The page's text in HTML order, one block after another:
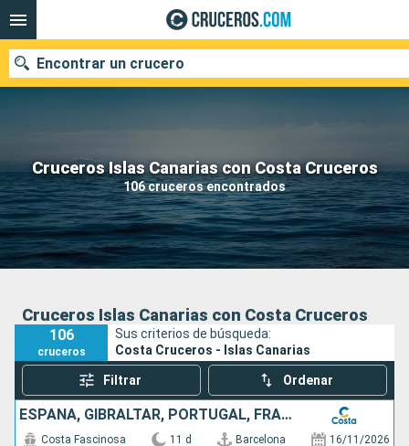
Cruceros Islas Canarias con Costa Cruceros
106 cruceros encontrados
Encontrar un crucero
Nuestros destinos
Fecha de salida
Puertos Compañías
Cruceros Islas Canarias con Costa Cruceros
106
cruceros
Sus criterios de búsqueda:
Costa Cruceros - Islas Canarias
Filtrar Ordenar
ESPAÑA, GIBRALTAR, PORTUGAL, FRANCIA, ITALIA
Costa Fascinosa 11 d Barcelona 16/11/2026